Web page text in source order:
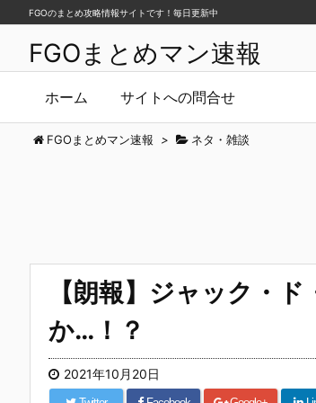
FGOまとめマン速報
ホーム サイトへの問合せ
FGOのまとめ攻略情報サイトです！毎日更新中
FGOまとめマン速報 > ネタ・雑談
【朗報】ジャック・
か…！？
2021年10月20日